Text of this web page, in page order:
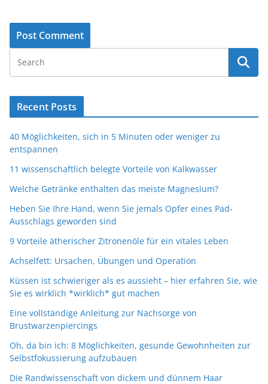
Recent Posts
40 Möglichkeiten, sich in 5 Minuten oder weniger zu
entspannen
11 wissenschaftlich belegte Vorteile von Kalkwasser
Welche Getränke enthalten das meiste Magnesium?
Heben Sie Ihre Hand, wenn Sie jemals Opfer eines Pad-
Ausschlags geworden sind
9 Vorteile ätherischer Zitronenöle für ein vitales Leben
Achselfett: Ursachen, Übungen und Operation
Küssen ist schwieriger als es aussieht – hier erfahren Sie, wie
Sie es wirklich *wirklich* gut machen
Eine vollständige Anleitung zur Nachsorge von
Brustwarzenpiercings
Oh, da bin ich: 8 Möglichkeiten, gesunde Gewohnheiten zur
Selbstfokussierung aufzubauen
Die Randwissenschaft von dickem und dünnem Haar